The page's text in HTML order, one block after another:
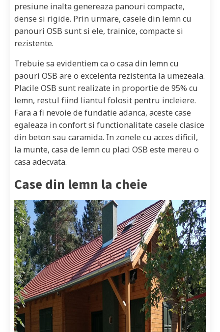
presiune inalta genereaza panouri compacte,
dense si rigide. Prin urmare, casele din lemn cu
panouri OSB sunt si ele, trainice, compacte si
rezistente.
Trebuie sa evidentiem ca o casa din lemn cu
paouri OSB are o excelenta rezistenta la umezeala.
Placile OSB sunt realizate in proportie de 95% cu
lemn, restul fiind liantul folosit pentru incleiere.
Fara a fi nevoie de fundatie adanca, aceste case
egaleaza in confort si functionalitate casele clasice
din beton sau caramida. In zonele cu acces dificil,
la munte, casa de lemn cu placi OSB este mereu o
casa adecvata.
Case din lemn la cheie